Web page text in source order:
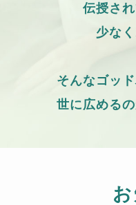
伝授さ
少な
そんなゴッ
世に広める